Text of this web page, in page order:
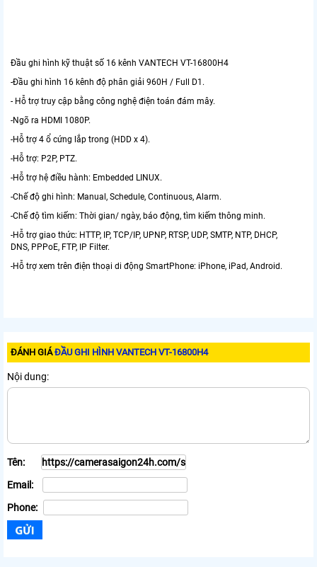
Đầu ghi hình kỹ thuật số 16 kênh VANTECH VT-16800H4
-Đầu ghi hình 16 kênh độ phân giải 960H / Full D1.
- Hỗ trợ truy cập bằng công nghệ điện toán đám mây.
-Ngõ ra HDMI 1080P.
-Hỗ trợ 4 ổ cứng lắp trong (HDD x 4).
-Hỗ trợ: P2P, PTZ.
-Hỗ trợ hệ điều hành: Embedded LINUX.
-Chế độ ghi hình: Manual, Schedule, Continuous, Alarm.
-Chế độ tìm kiếm: Thời gian/ ngày, báo động, tìm kiếm thông minh.
-Hỗ trợ giao thức: HTTP, IP, TCP/IP, UPNP, RTSP, UDP, SMTP, NTP, DHCP,
DNS, PPPoE, FTP, IP Filter.
-Hỗ trợ xem trên điện thoại di động SmartPhone: iPhone, iPad, Android.
ĐÁNH GIÁĐẦU GHI HÌNH VANTECH VT-16800H4
Nội dung:
Tên:
Email:
Phone: